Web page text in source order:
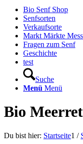
Hauptnavigation
Bio Senf Shop
Senfsorten
Verkaufsorte
Markt Märkte
Fragen zum Senf
Geschichte
test
Suche
Menü Menü
Bio
Du bist hier: Startseite1 /